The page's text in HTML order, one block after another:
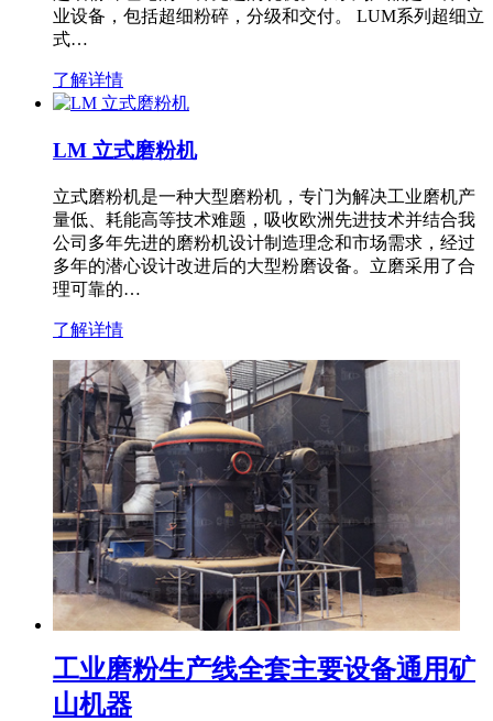
业设备，包括超细粉碎，分级和交付。 LUM系列超细立
式…
了解详情
LM 立式磨粉机
立式磨粉机是一种大型磨粉机，专门为解决工业磨机产
量低、耗能高等技术难题，吸收欧洲先进技术并结合我
公司多年先进的磨粉机设计制造理念和市场需求，经过
多年的潜心设计改进后的大型粉磨设备。立磨采用了合
理可靠的…
了解详情
工业磨粉生产线全套主要设备通用矿
山机器